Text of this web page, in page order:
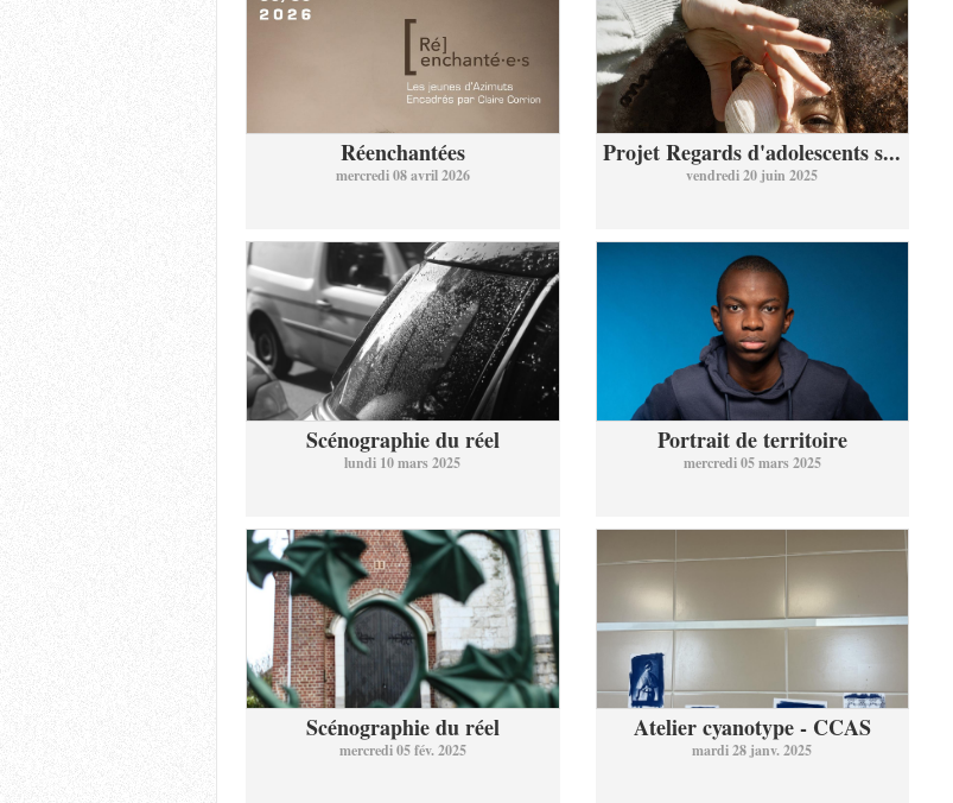
Réenchantées
mercredi 08 avril 2026
Projet Regards d'adolescents s...
vendredi 20 juin 2025
Scénographie du réel
lundi 10 mars 2025
Portrait de territoire
mercredi 05 mars 2025
Scénographie du réel
mercredi 05 fév. 2025
Atelier cyanotype - CCAS
mardi 28 janv. 2025